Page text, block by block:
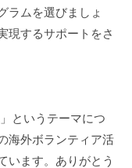
ラムを選びましょ
現するサポートをさ
というテーマにつ
海外ボランティア活
います。ありがとう